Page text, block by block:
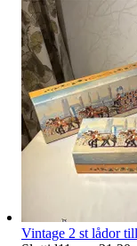
Vintage 2 st lådor